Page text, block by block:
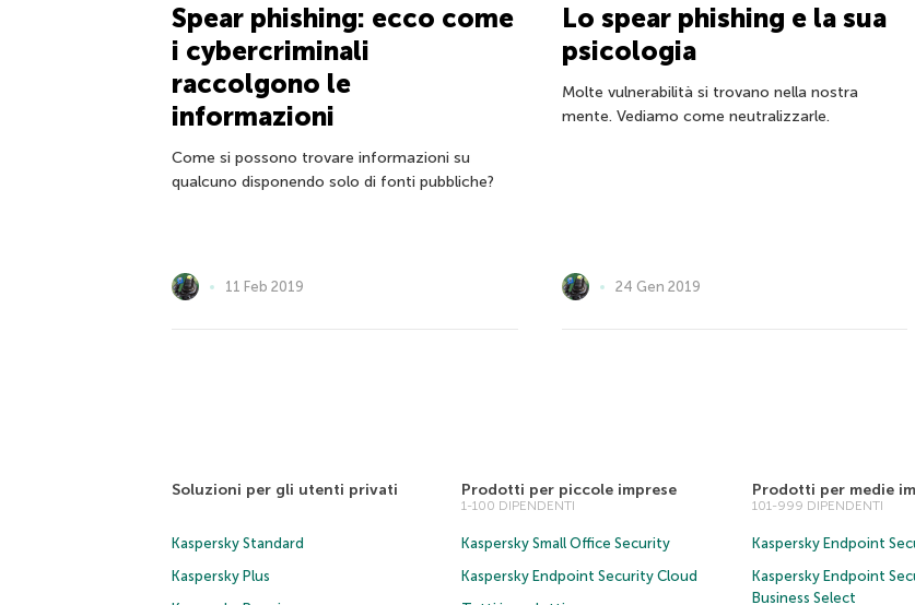
Spear phishing: ecco come
i cybercriminali
raccolgono le
informazioni
Come si possono trovare informazioni su
qualcuno disponendo solo di fonti pubbliche?
11 Feb 2019
Lo spear phishing e la sua
psicologia
Molte vulnerabilità si trovano nella nostra
mente. Vediamo come neutralizzarle.
24 Gen 2019
Soluzioni per gli utenti privati
Kaspersky Standard
Kaspersky Plus
Prodotti per piccole imprese
1-100 DIPENDENTI
Kaspersky Small Office Security
Kaspersky Endpoint Security Cloud
Prodotti per medie
101-999 DIPENDENTI
Kaspersky Endpoint
Kaspersky Endpoint
Business Select